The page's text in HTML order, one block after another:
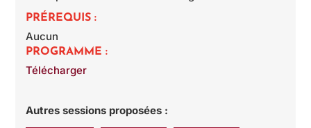
PRÉREQUIS :
Aucun
PROGRAMME :
Télécharger
Autres sessions proposées :